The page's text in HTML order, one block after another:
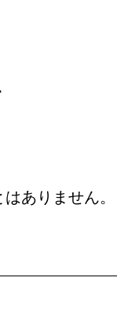
ありません。